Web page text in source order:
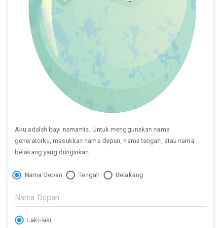
Aku adalah bayi namamia. Untuk menggunakan nama
generatorku, masukkan nama depan, nama tengah, atau nama
belakang yang diinginkan.
Nama Depan Tengah Belakang
Laki-laki